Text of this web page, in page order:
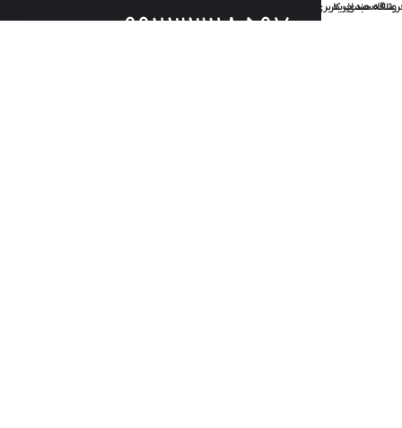
09923328597
علاقه مندی
سبد خرید
حساب کاربری من